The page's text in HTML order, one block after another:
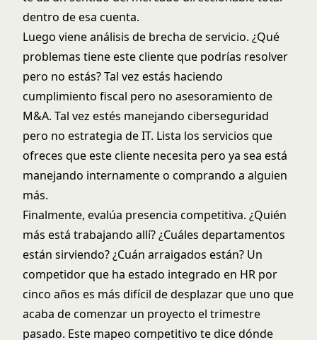
dentro de esa cuenta.
Luego viene análisis de brecha de servicio. ¿Qué
problemas tiene este cliente que podrías resolver
pero no estás? Tal vez estás haciendo
cumplimiento fiscal pero no asesoramiento de
M&A. Tal vez estés manejando ciberseguridad
pero no estrategia de IT. Lista los servicios que
ofreces que este cliente necesita pero ya sea está
manejando internamente o comprando a alguien
más.
Finalmente, evalúa presencia competitiva. ¿Quién
más está trabajando allí? ¿Cuáles departamentos
están sirviendo? ¿Cuán arraigados están? Un
competidor que ha estado integrado en HR por
cinco años es más difícil de desplazar que uno que
acaba de comenzar un proyecto el trimestre
pasado. Este mapeo competitivo te dice dónde